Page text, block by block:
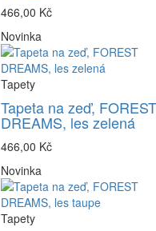
466,00 Kč
Novinka
Tapety
Tapeta na zeď, FOREST
DREAMS, les zelená
466,00 Kč
Novinka
Tapety